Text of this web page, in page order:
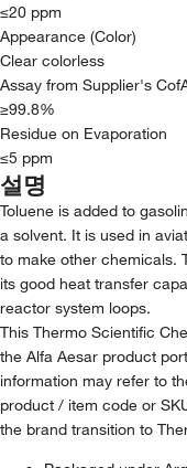
≤20 ppm
Appearance (Color)
Clear colorless
Assay from Supplier's
≥99.8%
Residue on Evaporation
≤5 ppm
설명
Toluene is added to
a solvent. It is used in
to make other chemicals.
its good heat transfer
reactor system loops.
This Thermo Scientific
the Alfa Aesar product
information may refer to
product / item code or
the brand transition to